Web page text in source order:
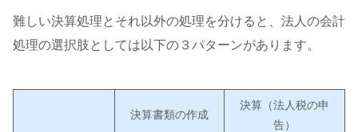
難しい決算処理とそれ以外の処理を分けると、法人の会計
処理の選択肢としては以下の３パターンがあります。
決算書類の作成
決算（法人税の申
告）